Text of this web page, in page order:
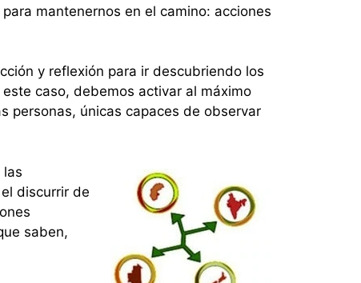
mantenernos en el camino: acciones
y reflexión para ir descubriendo los
caso, debemos activar al máximo
personas, únicas capaces de observar
las
discurrir de
saben,